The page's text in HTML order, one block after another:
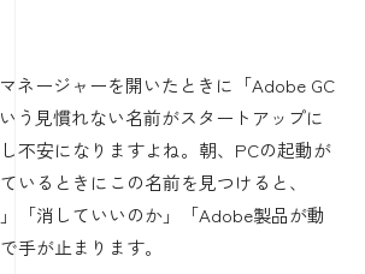
ネージャーを開いたときに「Adobe GC
う見慣れない名前がスタートアップに
不安になりますよね。朝、PCの起動が
いるときにこの名前を見つけると、
」「消していいのか」「Adobe製品が動
手が止まります。